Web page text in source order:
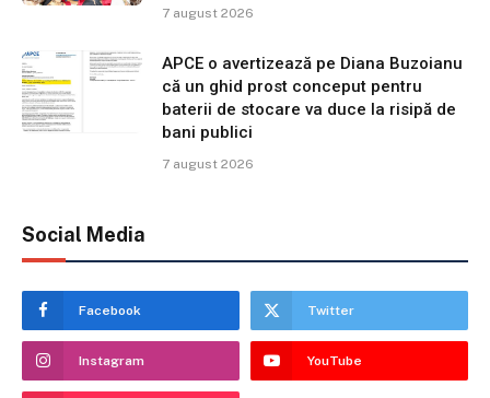
7 august 2026
APCE o avertizează pe Diana Buzoianu
că un ghid prost conceput pentru
baterii de stocare va duce la risipă de
bani publici
7 august 2026
Social Media
Facebook Twitter
Instagram YouTube